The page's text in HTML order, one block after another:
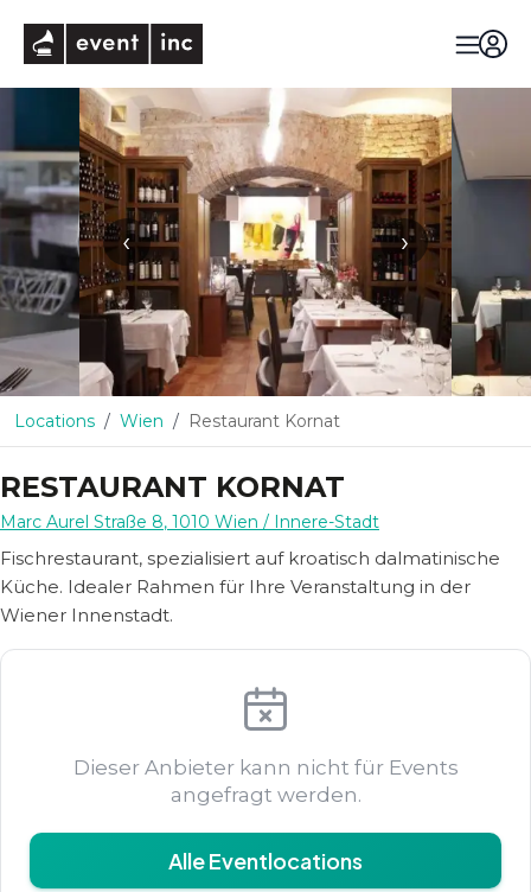
‹ ›
Locations Wien Restaurant Kornat
RESTAURANT KORNAT
Marc Aurel Straße 8, 1010 Wien / Innere-Stadt
Fischrestaurant, spezialisiert auf kroatisch dalmatinische
Küche. Idealer Rahmen für Ihre Veranstaltung in der
Wiener Innenstadt.
Dieser Anbieter kann nicht für Events
angefragt werden.
Alle Eventlocations